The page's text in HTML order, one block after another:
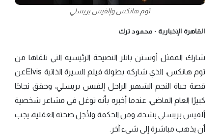
توم هانكس وإلفيس بريسلي
القاهرة الإخبارية - محمود ترك
شارك الممثل أوستن باتلر النصيحة الرئيسية التي تلقاها من
توم هانكس، الذي شاركه بطولة فيلم السيرة الذاتية Elvisعن
قصة حياة النجم الشهير الراحل إلفيس بريسلي، وحقق نجاحًا
كبيرًا العام الماضي، عندما أخبره بأنه توغل في مشاعر شخصية
ألفيس بريسلي بشدة، ومن الحكمة ولأجل صحته العقلية، يجب
أن يذهب مباشرة إلى شيء آخر.